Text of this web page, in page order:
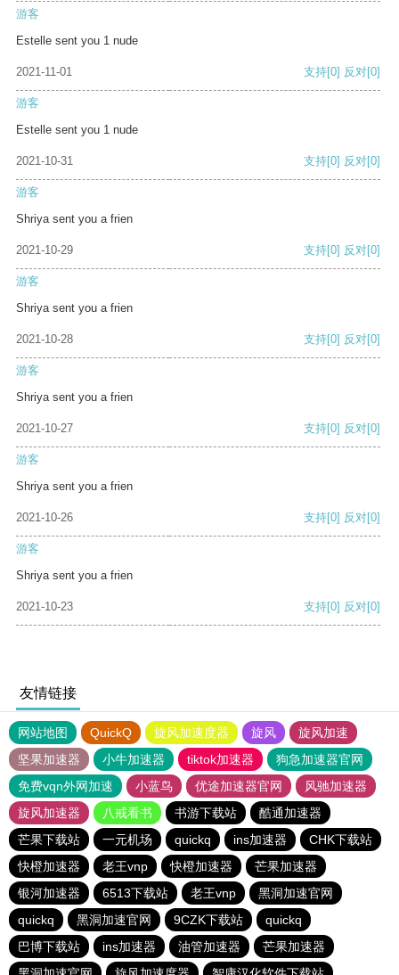
游客
Estelle sent you 1 nude
2021-11-01 支持[0] 反对[0]
游客
Estelle sent you 1 nude
2021-10-31 支持[0] 反对[0]
游客
Shriya sent you a frien
2021-10-29 支持[0] 反对[0]
游客
Shriya sent you a frien
2021-10-28 支持[0] 反对[0]
游客
Shriya sent you a frien
2021-10-27 支持[0] 反对[0]
游客
Shriya sent you a frien
2021-10-26 支持[0] 反对[0]
游客
Shriya sent you a frien
2021-10-23 支持[0] 反对[0]
友情链接
网站地图 QuickQ 旋风加速度器 旋风
旋风加速
坚果加速器
小牛加速器 tiktok加速器
狗急加速器官网
免费vqn外网加速
小蓝鸟 优途加速器官网
风驰加速器
旋风加速器
八戒看书 书游下载站
酷通加速器
芒果下载站
一元机场 quickq ins加速器
CHK下载站
快橙加速器
老王vnp 快橙加速器
芒果加速器
银河加速器
6513下载站 老王vnp
黑洞加速官网
quickq
黑洞加速官网 9CZK下载站
quickq
巴博下载站
ins加速器 油管加速器
芒果加速器